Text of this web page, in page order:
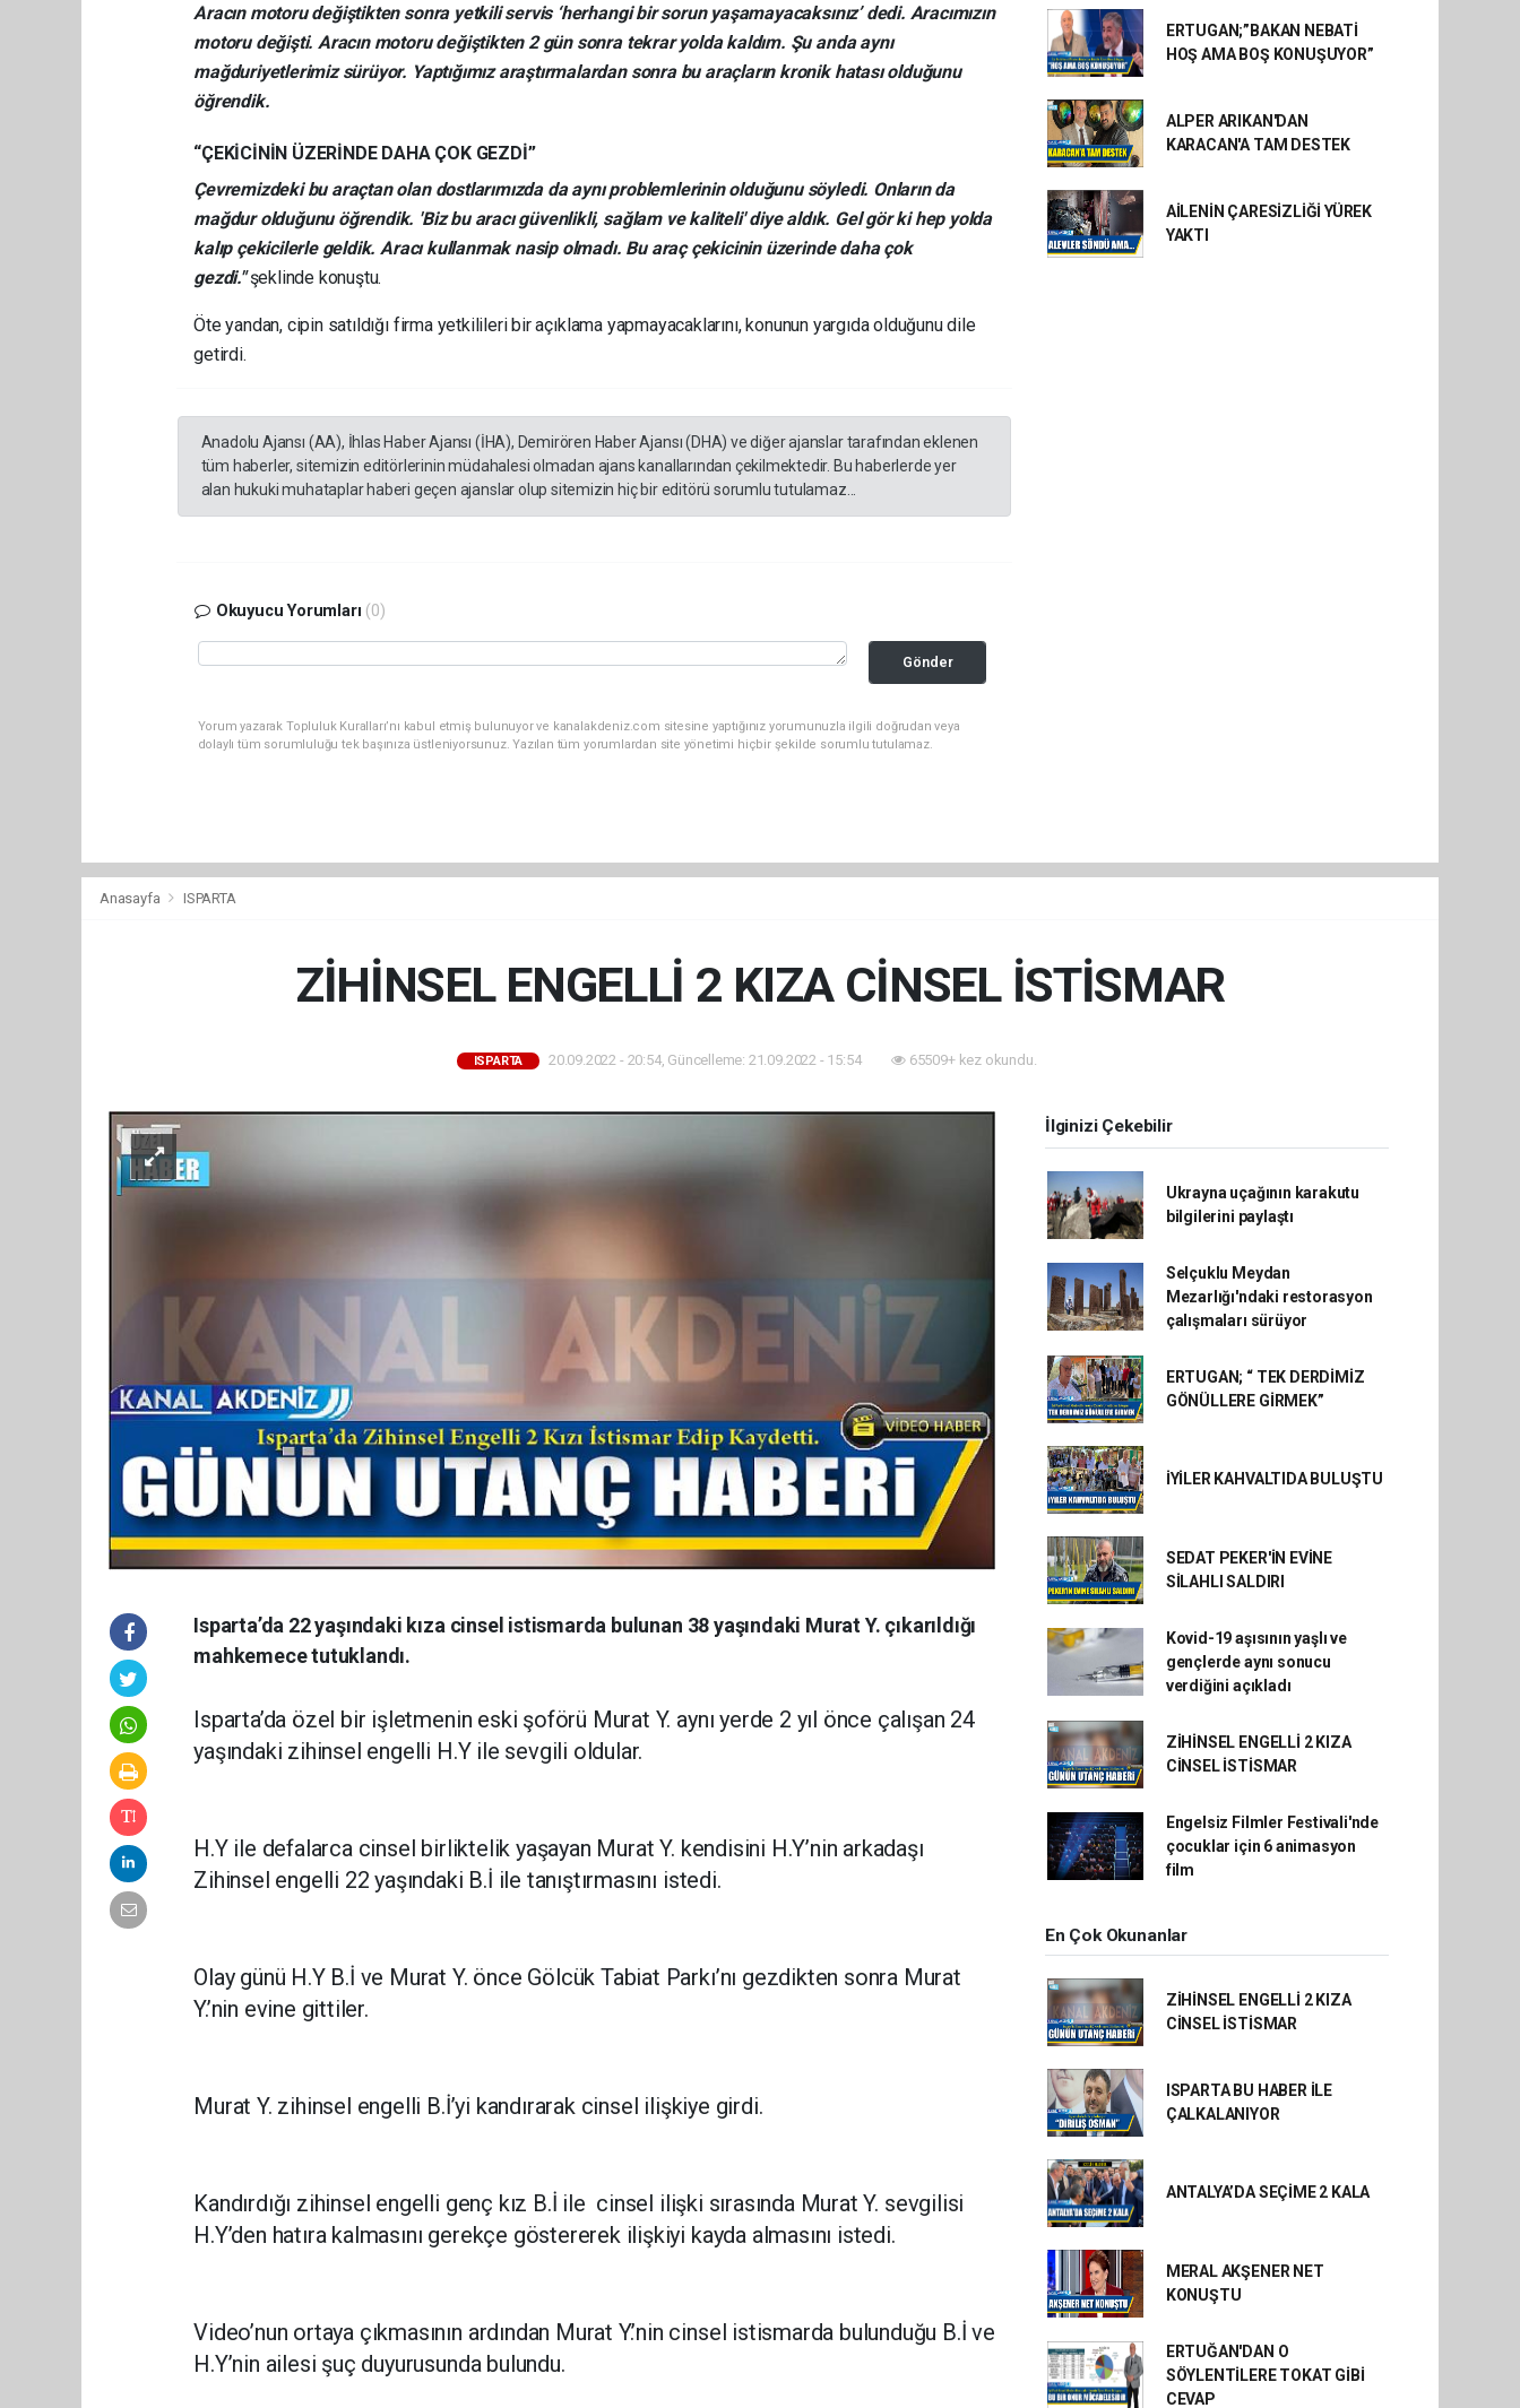
Aracın motoru değiştikten sonra yetkili servis ‘herhangi bir sorun yaşamayacaksınız’ dedi. Aracımızın
motoru değişti. Aracın motoru değiştikten 2 gün sonra tekrar yolda kaldım. Şu anda aynı
mağduriyetlerimiz sürüyor. Yaptığımız araştırmalardan sonra bu araçların kronik hatası olduğunu
öğrendik.
“ÇEKİCİNİN ÜZERİNDE DAHA ÇOK GEZDİ”
Çevremizdeki bu araçtan olan dostlarımızda da aynı problemlerinin olduğunu söyledi. Onların da
mağdur olduğunu öğrendik. 'Biz bu aracı güvenlikli, sağlam ve kaliteli' diye aldık. Gel gör ki hep yolda
kalıp çekicilerle geldik. Aracı kullanmak nasip olmadı. Bu araç çekicinin üzerinde daha çok
gezdi."şeklinde konuştu.
Öte yandan, cipin satıldığı firma yetkilileri bir açıklama yapmayacaklarını, konunun yargıda olduğunu dile
getirdi.
Anadolu Ajansı (AA), İhlas Haber Ajansı (İHA), Demirören Haber Ajansı (DHA) ve diğer ajanslar tarafından eklenen
tüm haberler, sitemizin editörlerinin müdahalesi olmadan ajans kanallarından çekilmektedir. Bu haberlerde yer
alan hukuki muhataplar haberi geçen ajanslar olup sitemizin hiç bir editörü sorumlu tutulamaz...
Okuyucu Yorumları (0)
Gönder
Yorum yazarak Topluluk Kuralları’nı kabul etmiş bulunuyor ve kanalakdeniz.com sitesine yaptığınız yorumunuzla ilgili doğrudan veya
dolaylı tüm sorumluluğu tek başınıza üstleniyorsunuz. Yazılan tüm yorumlardan site yönetimi hiçbir şekilde sorumlu tutulamaz.
ERTUGAN;”BAKAN NEBATİ
HOŞ AMA BOŞ KONUŞUYOR”
ALPER ARIKAN'DAN
KARACAN'A TAM DESTEK
AİLENİN ÇARESİZLİĞİ YÜREK
YAKTI
Anasayfa ISPARTA
ZİHİNSEL ENGELLİ 2 KIZA CİNSEL İSTİSMAR
ISPARTA 20.09.2022 - 20:54, Güncelleme: 21.09.2022 - 15:54 65509+ kez okundu.
Isparta’da 22 yaşındaki kıza cinsel istismarda bulunan 38 yaşındaki Murat Y. çıkarıldığı
mahkemece tutuklandı.
Isparta’da özel bir işletmenin eski şoförü Murat Y. aynı yerde 2 yıl önce çalışan 24
yaşındaki zihinsel engelli H.Y ile sevgili oldular.
H.Y ile defalarca cinsel birliktelik yaşayan Murat Y. kendisini H.Y’nin arkadaşı
Zihinsel engelli 22 yaşındaki B.İ ile tanıştırmasını istedi.
Olay günü H.Y B.İ ve Murat Y. önce Gölcük Tabiat Parkı’nı gezdikten sonra Murat
Y.’nin evine gittiler.
Murat Y. zihinsel engelli B.İ’yi kandırarak cinsel ilişkiye girdi.
Kandırdığı zihinsel engelli genç kız B.İ ile cinsel ilişki sırasında Murat Y. sevgilisi
H.Y’den hatıra kalmasını gerekçe göstererek ilişkiyi kayda almasını istedi.
Video’nun ortaya çıkmasının ardından Murat Y.’nin cinsel istismarda bulunduğu B.İ ve
H.Y’nin ailesi şuç duyurusunda bulundu.
İlginizi Çekebilir
Ukrayna uçağının karakutu
bilgilerini paylaştı
Selçuklu Meydan
Mezarlığı'ndaki restorasyon
çalışmaları sürüyor
ERTUGAN; “ TEK DERDİMİZ
GÖNÜLLERE GİRMEK”
İYİLER KAHVALTIDA BULUŞTU
SEDAT PEKER'İN EVİNE
SİLAHLI SALDIRI
Kovid-19 aşısının yaşlı ve
gençlerde aynı sonucu
verdiğini açıkladı
ZİHİNSEL ENGELLİ 2 KIZA
CİNSEL İSTİSMAR
Engelsiz Filmler Festivali'nde
çocuklar için 6 animasyon
film
En Çok Okunanlar
ZİHİNSEL ENGELLİ 2 KIZA
CİNSEL İSTİSMAR
ISPARTA BU HABER İLE
ÇALKALANIYOR
ANTALYA’DA SEÇİME 2 KALA
MERAL AKŞENER NET
KONUŞTU
ERTUĞAN'DAN O
SÖYLENTİLERE TOKAT GİBİ
CEVAP